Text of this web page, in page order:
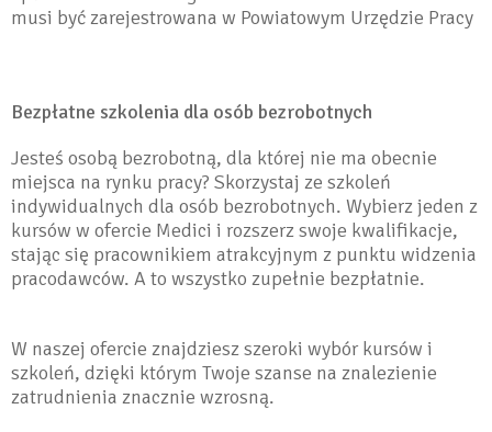
musi być zarejestrowana w Powiatowym Urzędzie Pracy
Bezpłatne szkolenia dla osób bezrobotnych
Jesteś osobą bezrobotną, dla której nie ma obecnie
miejsca na rynku pracy? Skorzystaj ze szkoleń
indywidualnych dla osób bezrobotnych. Wybierz jeden z
kursów w ofercie Medici i rozszerz swoje kwalifikacje,
stając się pracownikiem atrakcyjnym z punktu widzenia
pracodawców. A to wszystko zupełnie bezpłatnie.
W naszej ofercie znajdziesz szeroki wybór kursów i
szkoleń, dzięki którym Twoje szanse na znalezienie
zatrudnienia znacznie wzrosną.